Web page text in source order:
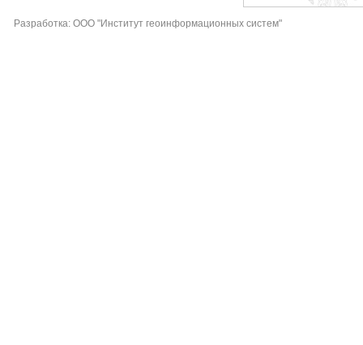
Разработка: ООО "Институт геоинформационных систем"